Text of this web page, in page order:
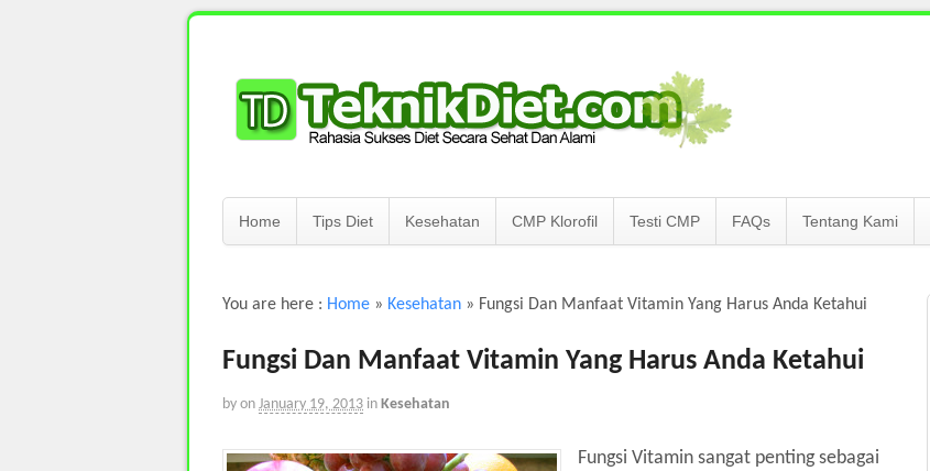
Home Tips Diet Kesehatan CMP Klorofil Testi CMP FAQs Tentang Kami
You are here : Home » Kesehatan » Fungsi Dan Manfaat Vitamin Yang Harus Anda Ketahui
Fungsi Dan Manfaat Vitamin Yang Harus Anda Ketahui
by on January 19, 2013 in Kesehatan
Fungsi Vitamin sangat penting sebagai